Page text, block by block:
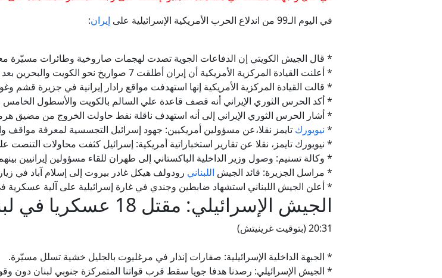
في اليوم الـ99 من اندلاع الحرب الأمريكية الإسرائيلية على
إيران:
* قال الجيش الكويتي إن الدفاعات الجوية تصدت لهجمات صاروخية وطائرات مسيّرة
* أعلنت القيادة المركزية الأمريكية أن إيران أطلقت 7 صواريخ نحو الكويت والبحرين بعد إسقاط الجيش الأمريكي 4 مسيّرات أُطلقت نحو مضيق هرمز.
* قالت القيادة المركزية الأمريكية إنها استهدفت مواقع رادار إيرانية في جزيرة قشم
* أكد الحرس الثوري الإيراني أنه قصف قاعدة علي السالم بالكويت والأسطول
* أشار الحرس الثوري الإيراني إلى أنه استهدف ناقلة نفط حاولت الخروج من مضيق
* نيويورك تايمز نقلا،عن مسؤولين أمريكيين: جهود إسرائيل التجسسية لمعرفة مواقف
* نيويورك تايمز، نقلا عن تقارير استخباراتية أمريكية: إسرائيل كثفت محاولات
* وكالة تسنيم: وصول وزير الداخلية الباكستاني إلى طهران للقاء مسؤولين إيرانيين
* مراسل الجزيرة: قائد الجيش اللبناني رودولف هيكل غادر بيروت إلى إسلام آباد في
* أعلن الجيش اللبناني استشهاد ضابطين وجندي في غارة إسرائيلية على آلية عسكرية
الجيش الإسرائيلي: مقتل 18 عسكريا في لبنان منذ 17 أبريل الماضي
20:31 (بتوقيت غرينيتش)
* الجبهة الداخلية الإسرائيلية: صفارات إنذار في مرغليوت بالجليل خشية تسلل مسيّرة.
* الجيش الإسرائيلي: رصدنا هدفا جويا سقط قرب قواتنا المتمركزة جنوبي لبنان دون